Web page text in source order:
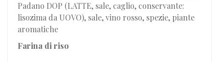
Padano DOP (LATTE, sale, caglio, conservante:
lisozima da UOVO), sale, vino rosso, spezie, piante
aromatiche
Farina di riso